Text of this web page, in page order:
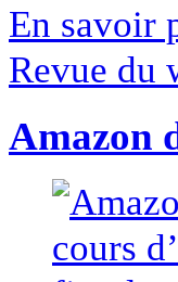
En savoir
Revue du
Amazon